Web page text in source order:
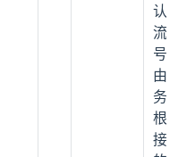
认证
流水
号，
由服
务端
根据
接入